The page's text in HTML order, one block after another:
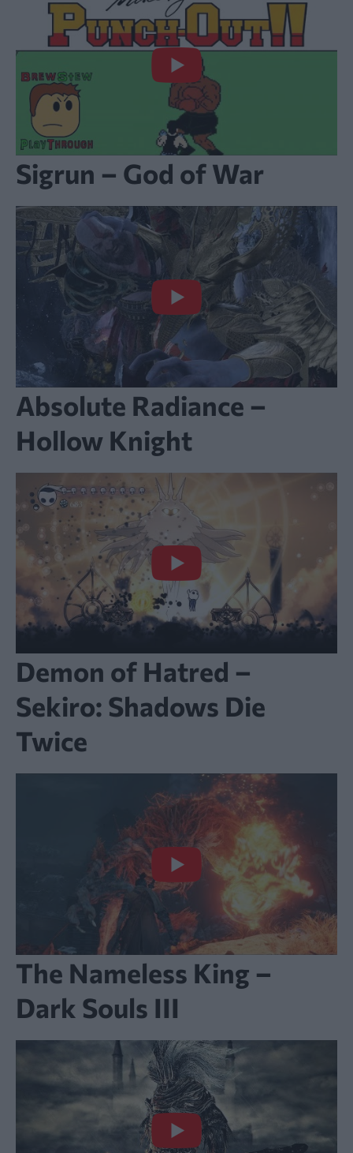
Sigrun – God of War
Absolute Radiance –
Hollow Knight
Demon of Hatred –
Sekiro: Shadows Die
Twice
The Nameless King –
Dark Souls III